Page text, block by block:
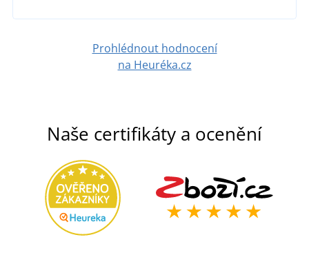
Prohlédnout hodnocení
na Heuréka.cz
Naše certifikáty a ocenění